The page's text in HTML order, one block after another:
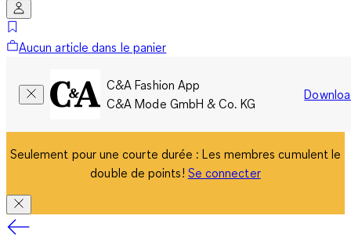
Aucun article dans le panier
C&A Fashion App
C&A Mode GmbH & Co. KG
Seulement pour une courte durée : Les membres cumulent le
double de points! Se connecter